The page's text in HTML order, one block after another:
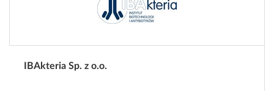
IBAkteria Sp. z o.o.